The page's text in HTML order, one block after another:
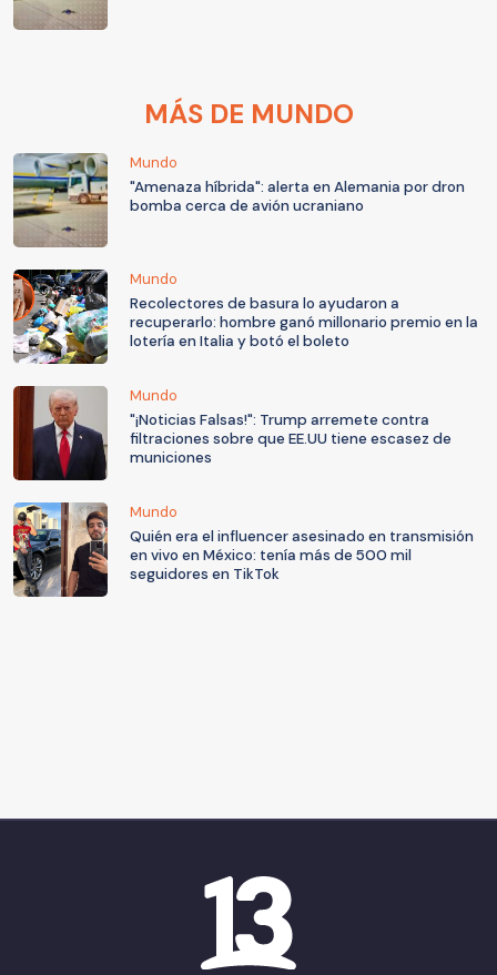
MÁS DE MUNDO
Mundo
"Amenaza híbrida": alerta en Alemania por dron
bomba cerca de avión ucraniano
Mundo
Recolectores de basura lo ayudaron a
recuperarlo: hombre ganó millonario premio en la
lotería en Italia y botó el boleto
Mundo
"¡Noticias Falsas!": Trump arremete contra
filtraciones sobre que EE.UU tiene escasez de
municiones
Mundo
Quién era el influencer asesinado en transmisión
en vivo en México: tenía más de 500 mil
seguidores en TikTok